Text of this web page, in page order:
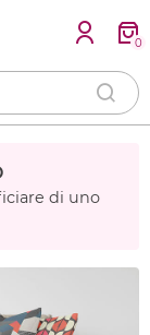
0
di uno